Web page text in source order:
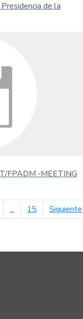
de la
FPADM -MEETING
... 15 Siguiente